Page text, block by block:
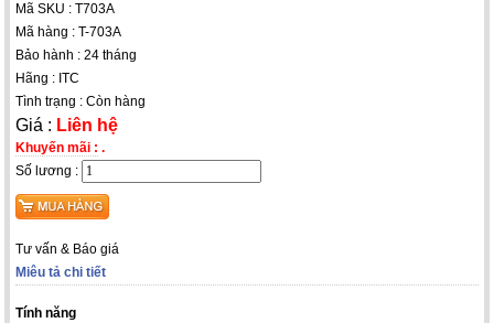
Mã SKU : T703A
Mã hàng : T-703A
Bảo hành : 24 tháng
Hãng : ITC
Tình trạng : Còn hàng
Giá : Liên hệ
Khuyến mãi : .
Số lương :
Tư vấn & Báo giá
Miêu tả chi tiết
Tính năng